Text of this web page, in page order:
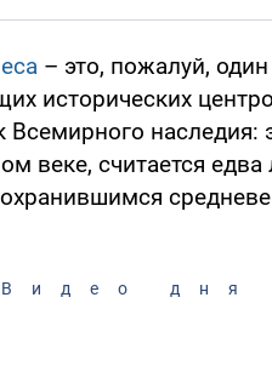
– это, пожалуй,
исторических
Всемирного наследия:
веке, считается
Видео дня